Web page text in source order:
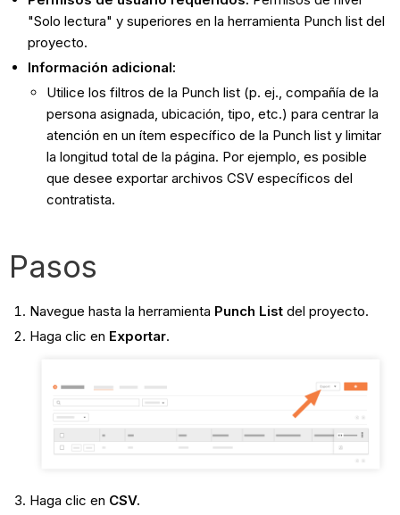
"Solo lectura" y superiores en la herramienta Punch list del
proyecto.
Información adicional:
Utilice los filtros de la Punch list (p. ej., compañía de la
persona asignada, ubicación, tipo, etc.) para centrar la
atención en un ítem específico de la Punch list y limitar
la longitud total de la página. Por ejemplo, es posible
que desee exportar archivos CSV específicos del
contratista.
Pasos
Navegue hasta la herramienta Punch Listdel proyecto.
Haga clic en Exportar.
Haga clic en CSV.